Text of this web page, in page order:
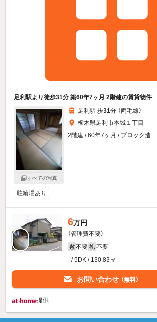
足利駅より徒歩31分 築60年7ヶ月 2階建の賃貸物件
すべての写真
足利駅 歩31分 （両毛線）
栃木県足利市本城１丁目
2階建 / 60年7ヶ月 / ブロック造
駐輪場あり
6万円
（管理費不要）
敷 不要 礼 不要
- / 5DK / 130.83㎡
お問い合わせ （無料）
提供